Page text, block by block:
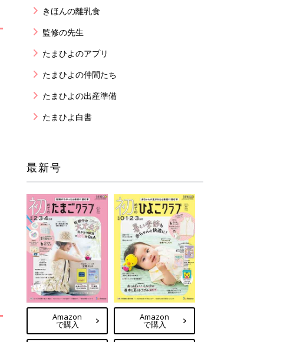
きほんの離乳食
監修の先生
たまひよのアプリ
たまひよの仲間たち
たまひよの出産準備
たまひよ白書
最新号
Amazon
で購入
Amazon
で購入